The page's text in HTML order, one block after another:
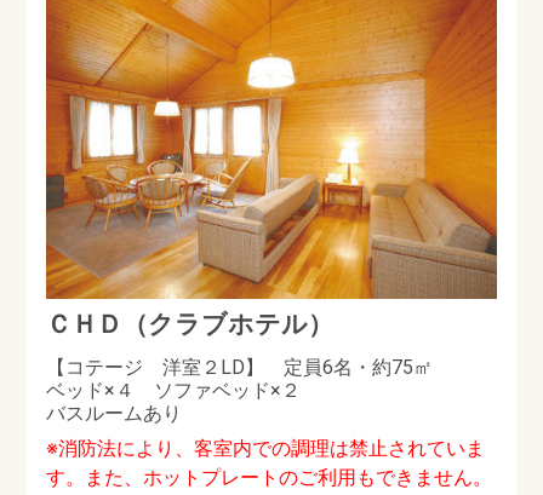
ＣＨＤ（クラブホテル）
【コテージ 洋室２LD】 定員6名・約75㎡
ベッド×４ ソファベッド×２
バスルームあり
※消防法により、客室内での調理は禁止されていま
す。また、ホットプレートのご利用もできません。